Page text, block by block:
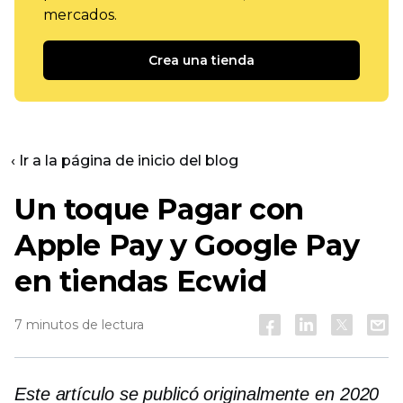
mercados.
Crea una tienda
‹ Ir a la página de inicio del blog
Un toque Pagar con
Apple Pay y Google Pay
en tiendas Ecwid
7 minutos de lectura
Este artículo se publicó originalmente en 2020